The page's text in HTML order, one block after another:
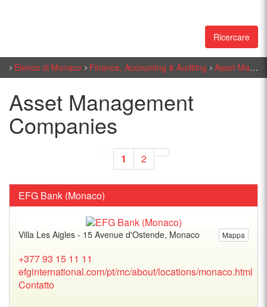
Ricercare
Elenco di Monaco Finance, Accounting & Auditing Asset Management Companies
Asset Management
Companies
1 2
EFG Bank (Monaco)
Mappa
Villa Les Aigles - 15 Avenue d'Ostende, Monaco
+377 93 15 11 11
efginternational.com/pt/mc/about/locations/monaco.html
Contatto